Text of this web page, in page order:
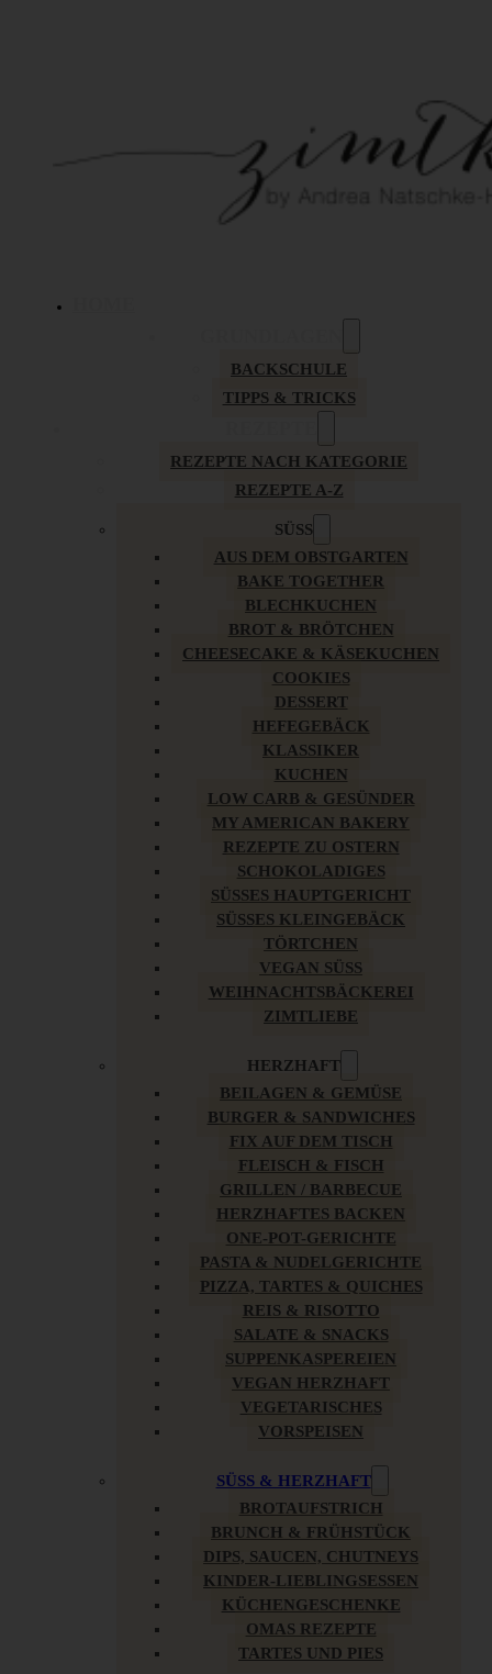
BACKSCHULE
TIPPS & TRICKS
REZEPTE NACH KATEGORIE
REZEPTE A-Z
SÜSS
AUS DEM OBSTGARTEN
BAKE TOGETHER
BLECHKUCHEN
BROT & BRÖTCHEN
CHEESECAKE & KÄSEKUCHEN
COOKIES
DESSERT
HEFEGEBÄCK
KLASSIKER
KUCHEN
LOW CARB & GESÜNDER
MY AMERICAN BAKERY
REZEPTE ZU OSTERN
SCHOKOLADIGES
SÜSSES HAUPTGERICHT
SÜSSES KLEINGEBÄCK
TÖRTCHEN
VEGAN SÜSS
WEIHNACHTSBÄCKEREI
ZIMTLIEBE
HERZHAFT
BEILAGEN & GEMÜSE
BURGER & SANDWICHES
FIX AUF DEM TISCH
FLEISCH & FISCH
GRILLEN / BARBECUE
HERZHAFTES BACKEN
ONE-POT-GERICHTE
PASTA & NUDELGERICHTE
PIZZA, TARTES & QUICHES
REIS & RISOTTO
SALATE & SNACKS
SUPPENKASPEREIEN
VEGAN HERZHAFT
VEGETARISCHES
VORSPEISEN
SÜSS & HERZHAFT
BROTAUFSTRICH
BRUNCH & FRÜHSTÜCK
DIPS, SAUCEN, CHUTNEYS
KINDER-LIEBLINGSESSEN
KÜCHENGESCHENKE
OMAS REZEPTE
TARTES UND PIES